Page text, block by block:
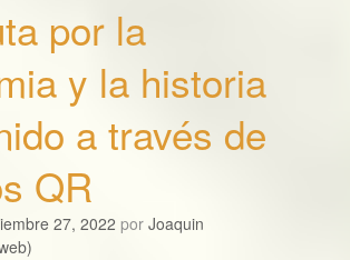
por la
y la historia
a través de
QR
27, 2022 por Joaquin